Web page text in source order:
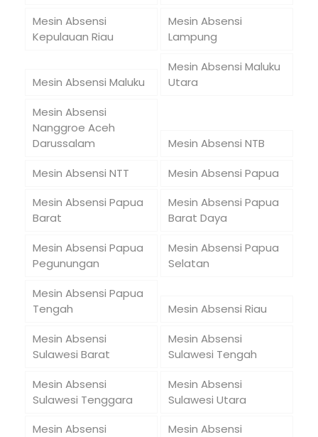
Mesin Absensi
Kepulauan Riau
Mesin Absensi
Lampung
Mesin Absensi Maluku
Mesin Absensi Maluku
Utara
Mesin Absensi
Nanggroe Aceh
Darussalam
Mesin Absensi NTB
Mesin Absensi NTT
Mesin Absensi Papua
Mesin Absensi Papua
Barat
Mesin Absensi Papua
Barat Daya
Mesin Absensi Papua
Pegunungan
Mesin Absensi Papua
Selatan
Mesin Absensi Papua
Tengah
Mesin Absensi Riau
Mesin Absensi
Sulawesi Barat
Mesin Absensi
Sulawesi Tengah
Mesin Absensi
Sulawesi Tenggara
Mesin Absensi
Sulawesi Utara
Mesin Absensi
Mesin Absensi